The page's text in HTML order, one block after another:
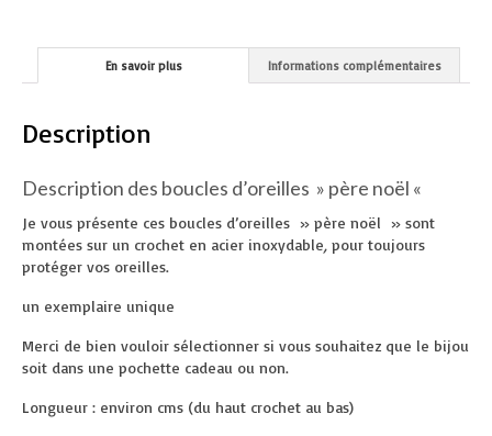
En savoir plus Informations complémentaires
Description
Description des boucles d’oreilles » père noël «
Je vous présente ces boucles d’oreilles » père noël » sont
montées sur un crochet en acier inoxydable, pour toujours
protéger vos oreilles.
un exemplaire unique
Merci de bien vouloir sélectionner si vous souhaitez que le bijou
soit dans une pochette cadeau ou non.
Longueur : environ cms (du haut crochet au bas)